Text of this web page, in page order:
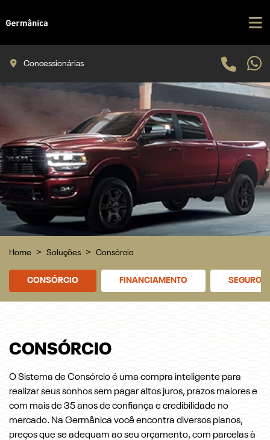
Concessionárias
Home Soluções Consórcio
FINANCIAMENTO SEGURO
CONSÓRCIO
CONSÓRCIO
O Sistema de Consórcio é uma compra inteligente para
realizar seus sonhos sem pagar altos juros, prazos maiores e
com mais de 35 anos de confiança e credibilidade no
mercado. Na Germânica você encontra diversos planos,
preços que se adequam ao seu orçamento, com parcelas à